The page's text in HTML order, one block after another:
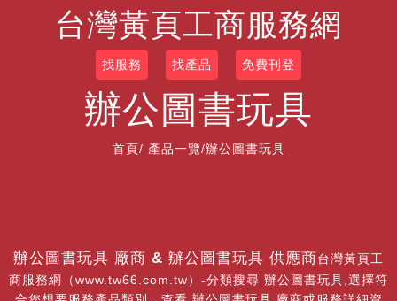
台灣黃頁工商服務網
找服務 找產品 免費刊登
辦公圖書玩具
首頁/ 產品一覽/辦公圖書玩具
辦公圖書玩具 廠商 & 辦公圖書玩具 供應商台灣黃頁工
商服務網（www.tw66.com.tw）-分類搜尋 辦公圖書玩具,選擇符